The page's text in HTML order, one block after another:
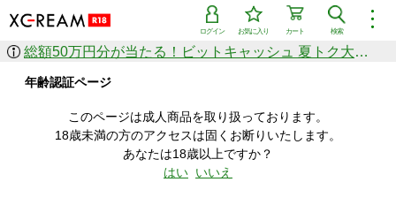
︙
検索
カート
お気に入り
ログイン
作品を探す
ジャンル
シリーズ
人気のセール中商品
新着セール中商品
すべての作品から探す
総額50万円分が当たる！ビットキャッシュ 夏トク大感謝祭
年齢認証ページ
このページは成人商品を取り扱っております。
18歳未満の方のアクセスは固くお断りいたします。
あなたは18歳以上ですか？
はい いいえ